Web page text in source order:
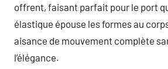
offrent, faisant parfait pour le port
élastique épouse les formes au
aisance de mouvement complète
l’élégance.